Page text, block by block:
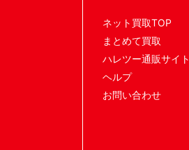
ネット買取TOP
まとめて買取
ハレツー通販サイト
ヘルプ
お問い合わせ